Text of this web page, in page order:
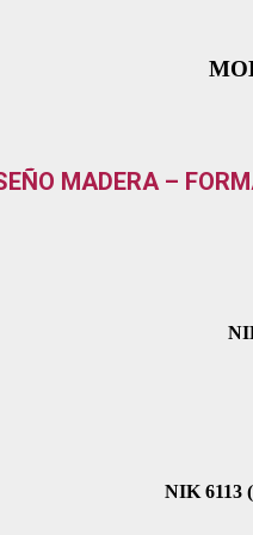
MADERA –
NIK 6113